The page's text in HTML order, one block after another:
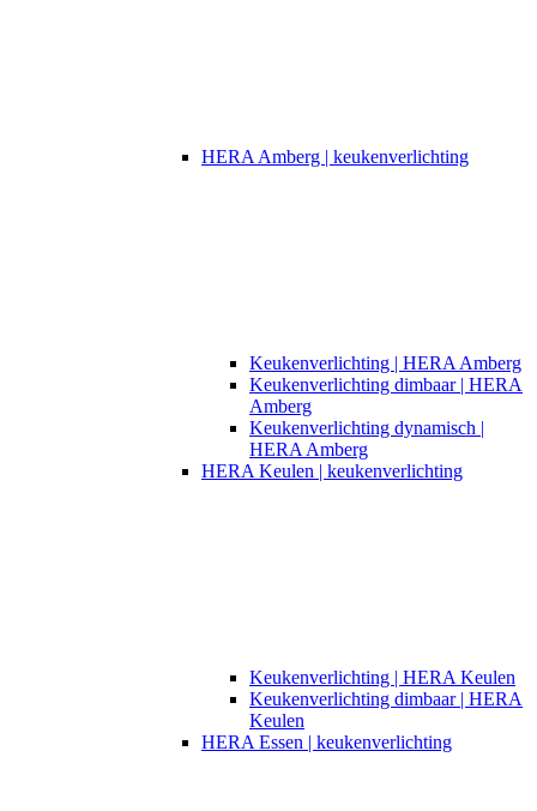
HERA Amberg | keukenverlichting
Keukenverlichting | HERA Amberg
Keukenverlichting dimbaar | HERA
Amberg
Keukenverlichting dynamisch |
HERA Amberg
HERA Keulen | keukenverlichting
Keukenverlichting | HERA Keulen
Keukenverlichting dimbaar | HERA
Keulen
HERA Essen | keukenverlichting